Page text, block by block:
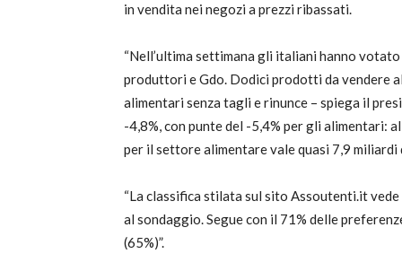
in vendita nei negozi a prezzi ribassati.
“Nell’ultima settimana gli italiani hanno
produttori e Gdo. Dodici prodotti da vendere
alimentari senza tagli e rinunce – spiega il
-4,8%, con punte del -5,4% per gli alimentari:
per il settore alimentare vale quasi 7,9 miliardi
“La classifica stilata sul sito Assoutenti.it
al sondaggio. Segue con il 71% delle
(65%)”.